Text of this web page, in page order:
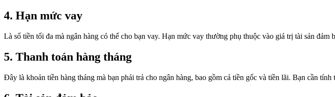
4. Hạn mức vay
Là số tiền tối đa mà ngân hàng có thể cho bạn vay. Hạn mức vay thường phụ thuộc vào giá trị tài sản
5. Thanh toán hàng tháng
Đây là khoản tiền hàng tháng mà bạn phải trả cho ngân hàng, bao gồm cả tiền gốc và tiền lãi. Bạn cần